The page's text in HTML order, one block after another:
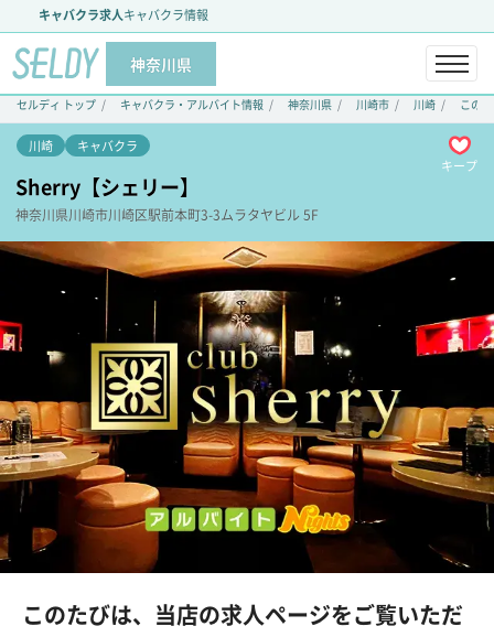
キャバクラ求人キャバクラ情報
神奈川県
セルディ トップ キャバクラ・アルバイト情報 神奈川県 川崎市 川崎 この
川崎
キャバクラ
キープ
Sherry【シェリー】
神奈川県川崎市川崎区駅前本町3-3ムラタヤビル 5F
このたびは、当店の求人ページをご覧いただ